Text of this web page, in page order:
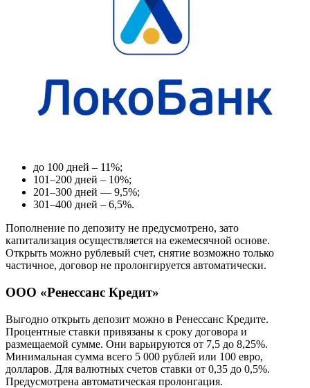
до 100 дней – 11%;
101–200 дней – 10%;
201–300 дней — 9,5%;
301–400 дней – 6,5%.
Пополнение по депозиту не предусмотрено, зато
капитализация осуществляется на ежемесячной основе.
Открыть можно рублевый счет, снятие возможно только
частичное, договор не пролонгируется автоматически.
ООО «Ренессанс Кредит»
Выгодно открыть депозит можно в Ренессанс Кредите.
Процентные ставки привязаны к сроку договора и
размещаемой сумме. Они варьируются от 7,5 до 8,25%.
Минимальная сумма всего 5 000 рублей или 100 евро,
долларов. Для валютных счетов ставки от 0,35 до 0,5%.
Предусмотрена автоматическая пролонгация.